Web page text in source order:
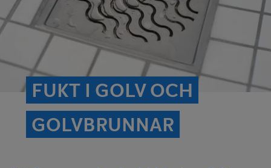
FUKT I GOLV OCH
GOLVBRUNNAR